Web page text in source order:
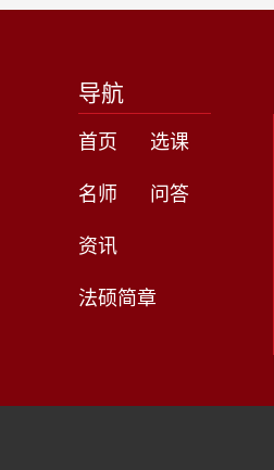
导航
首页
选课
名师
问答
资讯
法硕简章